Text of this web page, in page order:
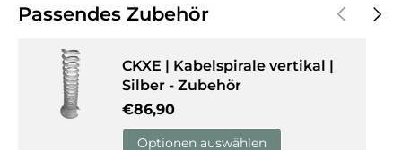
Passendes Zubehör Vorherige
CKXE | Kabelspirale vertikal |
Silber - Zubehör
Normaler Preis
€86,90
Optionen auswählen